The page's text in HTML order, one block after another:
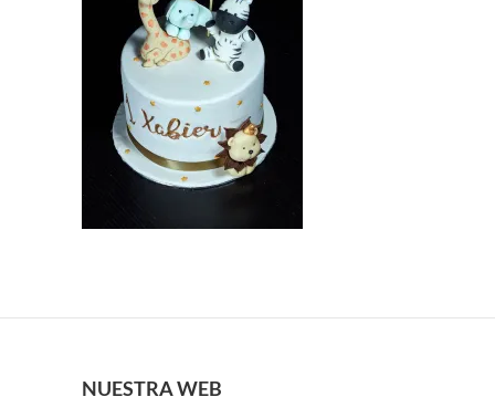
NUESTRA WEB